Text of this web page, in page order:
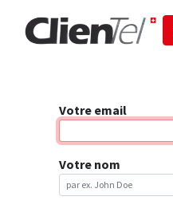
Votre email
Votre nom